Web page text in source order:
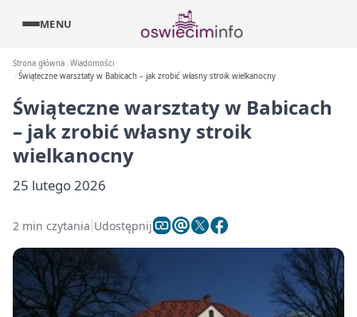
MENU
Strona główna Wiadomości
Świąteczne warsztaty w Babicach – jak zrobić własny stroik wielkanocny
Świąteczne warsztaty w Babicach
– jak zrobić własny stroik
wielkanocny
25 lutego 2026
2 min czytania Udostępnij